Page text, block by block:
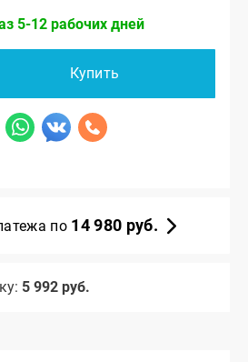
5-12 рабочих дней
Купить
по 14 980 руб.
5 992 руб.